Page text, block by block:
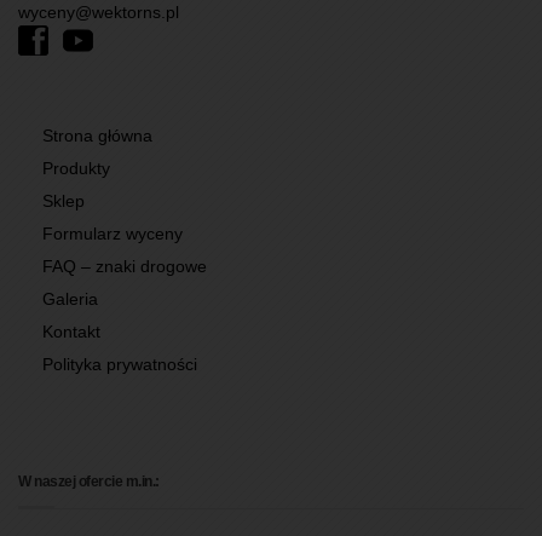
wyceny@wektorns.pl
Strona główna
Produkty
Sklep
Formularz wyceny
FAQ – znaki drogowe
Galeria
Kontakt
Polityka prywatności
W naszej ofercie m.in.: